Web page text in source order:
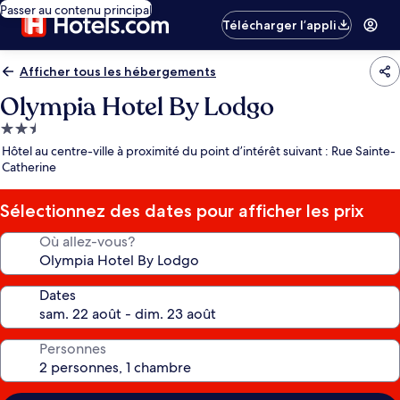
Passer au contenu principal
Télécharger l’appli
Afficher tous les hébergements
Olympia Hotel By Lodgo
Hébergement
2.5 étoiles
Hôtel au centre-ville à proximité du point d’intérêt suivant : Rue Sainte-
Catherine
Sélectionnez des dates pour afficher les prix
Où allez-vous?
Dates
Personnes